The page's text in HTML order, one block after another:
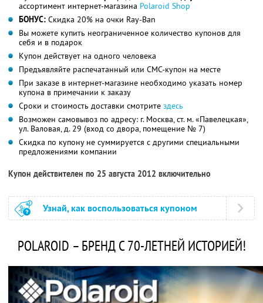
ассортимент интернет-магазина Polaroid Shop
БОНУС: Скидка 20% на очки Ray-Ban
Вы можете купить неограниченное количество купонов для
себя и в подарок
Купон действует на одного человека
Предъявляйте распечатанный или СМС-купон на месте
При заказе в интернет-магазине необходимо указать номер
купона в примечании к заказу
Сроки и стоимость доставки смотрите здесь
Возможен самовывоз по адресу: г. Москва, ст. м. «Павелецкая»,
ул. Валовая, д. 29 (вход со двора, помещение № 7)
Скидка по купону не суммируется с другими специальными
предложениями компании
Купон действителен по 25 августа 2012 включительно
Узнай, как воспользоваться купоном
POLAROID – БРЕНД С 70-ЛЕТНЕЙ ИСТОРИЕЙ!